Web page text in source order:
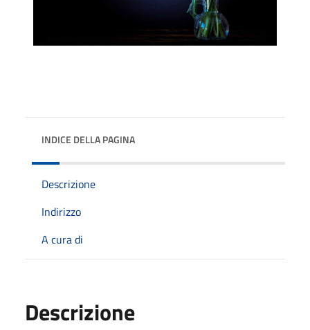
INDICE DELLA PAGINA
Descrizione
Indirizzo
A cura di
Descrizione